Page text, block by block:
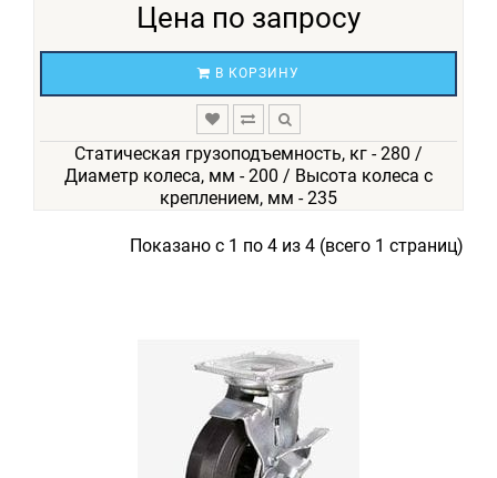
Цена по запросу
В КОРЗИНУ
Статическая грузоподъемность, кг - 280 /
Диаметр колеса, мм - 200 / Высота колеса с
креплением, мм - 235
Показано с 1 по 4 из 4 (всего 1 страниц)